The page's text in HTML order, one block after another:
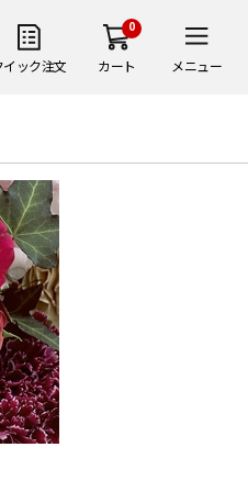
イック注文
0
カート メニュー